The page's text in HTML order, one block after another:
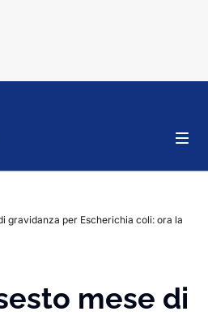
gravidanza per Escherichia coli: ora la
mese di